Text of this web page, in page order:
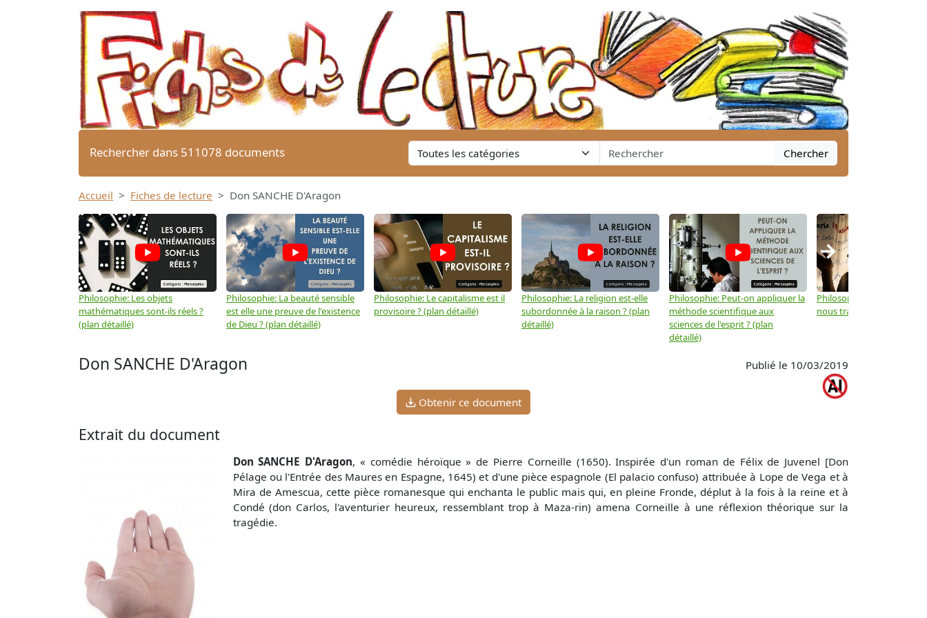
Rechercher dans 511078 documents Chercher
Accueil Fiches de lecture Don SANCHE D'Aragon
Philosophie: Les objets
mathématiques sont-ils réels ?
(plan détaillé)
Philosophie: La beauté sensible
est elle une preuve de l'existence
de Dieu ? (plan détaillé)
Philosophie: Le capitalisme est il
provisoire ? (plan détaillé)
Philosophie: La religion est-elle
subordonnée à la raison ? (plan
détaillé)
Philosophie: Peut-on appliquer la
méthode scientifique aux
sciences de l'esprit ? (plan
détaillé)
Philosophie: Le langage
nous trahir ? (plan détaillé)
→
Don SANCHE D'Aragon Publié le 10/03/2019
Obtenir ce document
Extrait du document
Don SANCHE D'Aragon, « comédie héroïque » de Pierre Corneille (1650). Inspirée d'un roman de Félix de Juvenel [Don
Pélage ou l'Entrée des Maures en Espagne, 1645) et d'une pièce espagnole (El palacio confuso) attribuée à Lope de Vega et à
Mira de Amescua, cette pièce romanesque qui enchanta le public mais qui, en pleine Fronde, déplut à la fois à la reine et à
Condé (don Carlos, l'aventurier heureux, ressemblant trop à Maza-rin) amena Corneille à une réflexion théorique sur la
tragédie.